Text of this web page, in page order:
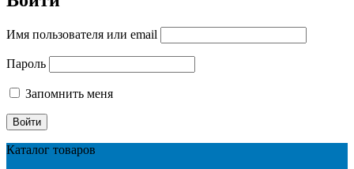
Имя пользователя или email
Пароль
Запомнить меня
Каталог товаров